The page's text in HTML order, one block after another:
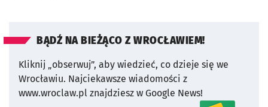
BĄDŹ NA BIEŻĄCO Z WROCŁAWIEM!
Kliknij „obserwuj”, aby wiedzieć, co dzieje się we
Wrocławiu. Najciekawsze wiadomości z
www.wroclaw.pl znajdziesz w Google News!